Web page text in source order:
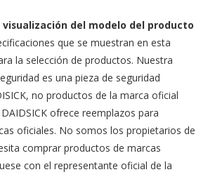
del modelo del producto
que se muestran en esta
la selección de productos. Nuestra
es una pieza de seguridad
no productos de la marca oficial
DAIDSICK ofrece reemplazos para
oficiales. No somos los propietarios de
comprar productos de marcas
con el representante oficial de la